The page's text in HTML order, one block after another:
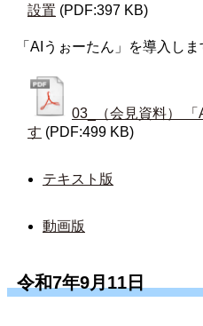
設置 (PDF:397 KB)
「AIうぉーたん」を導入し
03_（会見資料） 「
す (PDF:499 KB)
テキスト版
動画版
令和7年9月11日